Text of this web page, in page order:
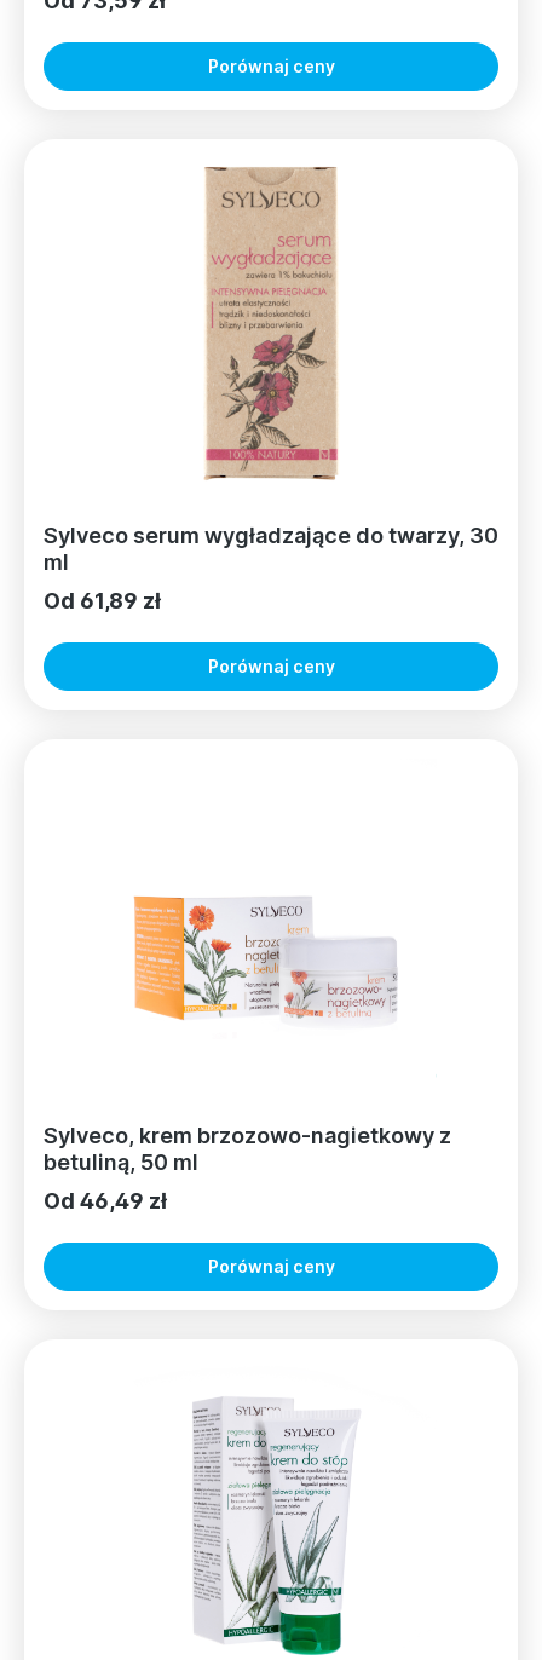
Porównaj ceny
Sylveco serum wygładzające do twarzy, 30
ml
Od 61,89 zł
Porównaj ceny
Sylveco, krem brzozowo-nagietkowy z
betuliną, 50 ml
Od 46,49 zł
Porównaj ceny